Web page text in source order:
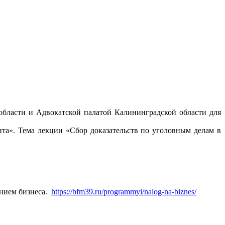
и Адвокатской палатой Калининградской области для
Тема лекции «Сбор доказательств по уголовным делам в
бизнеса. https://bfm39.ru/programmyi/nalog-na-biznes/